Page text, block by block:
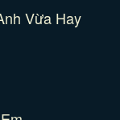
Vừa Hay